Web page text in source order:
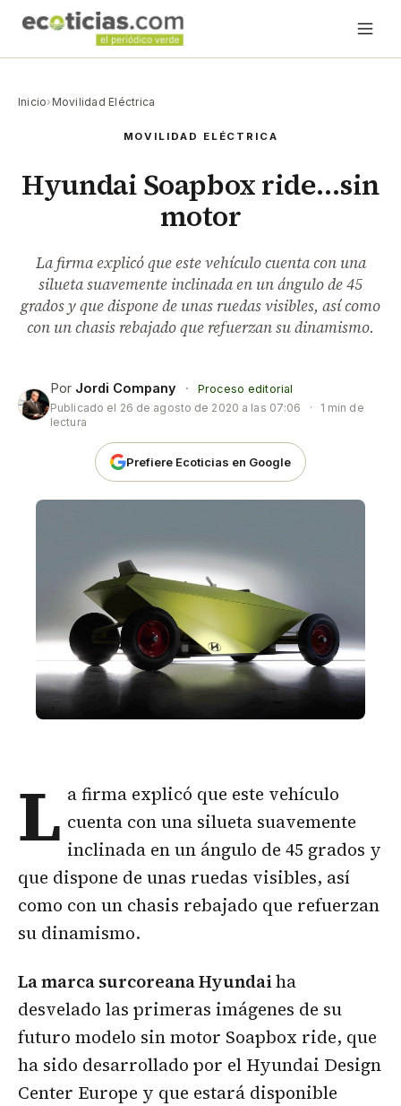
Inicio› Movilidad Eléctrica
MOVILIDAD ELÉCTRICA
Hyundai Soapbox ride…sin
motor
La firma explicó que este vehículo cuenta con una
silueta suavemente inclinada en un ángulo de 45
grados y que dispone de unas ruedas visibles, así como
con un chasis rebajado que refuerzan su dinamismo.
Por Jordi Company ·
Proceso editorial
Publicado el 26 de agosto de 2020 a las 07:06 ·
1 min de
lectura
Prefiere Ecoticias en Google
L a firma explicó que este vehículo
cuenta con una silueta suavemente
inclinada en un ángulo de 45 grados y
que dispone de unas ruedas visibles, así
como con un chasis rebajado que refuerzan
su dinamismo.
La marca surcoreana Hyundaiha
desvelado las primeras imágenes de su
futuro modelo sin motor Soapbox ride, que
ha sido desarrollado por el Hyundai Design
Center Europe y que estará disponible